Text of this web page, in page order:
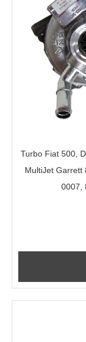
Turbo Fiat 500,
MultiJet Garrett
0007,